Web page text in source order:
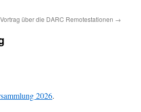
Vortrag über die DARC Remotestationen →
2026.